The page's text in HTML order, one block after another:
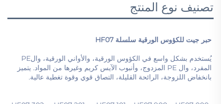
تصنيف نوع المنتج
حبر جيت للكؤوس الورقية سلسلة HF07
بانخفاض اللزوجة، الرائحة القليلة، التصاق قوي وقوة تغطية عالية.